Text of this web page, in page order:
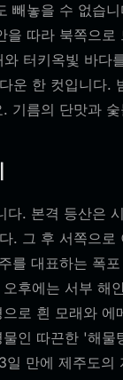
빼놓을 수 없습
따라 북쪽으로
터키옥빛 바다
운 한 컷입니다.
기름의 단맛과
. 본격 등산은
. 그 후 서쪽으로
를 대표하는 폭
후에는 서부 해
로 흰 모래와 에
인 따끈한 '해
만에 제주도의